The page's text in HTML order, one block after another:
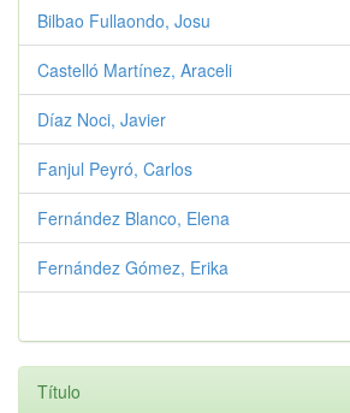
Bilbao Fullaondo, Josu
Castelló Martínez, Araceli
Díaz Noci, Javier
Fanjul Peyró, Carlos
Fernández Blanco, Elena
Fernández Gómez, Erika
Título